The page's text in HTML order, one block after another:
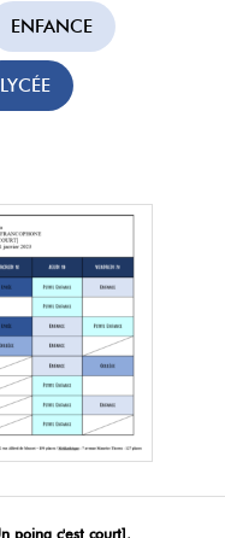
ENFANCE
LYCÉE
poing c'est court],